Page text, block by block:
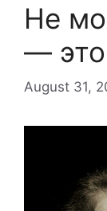
Не
―
August 31,